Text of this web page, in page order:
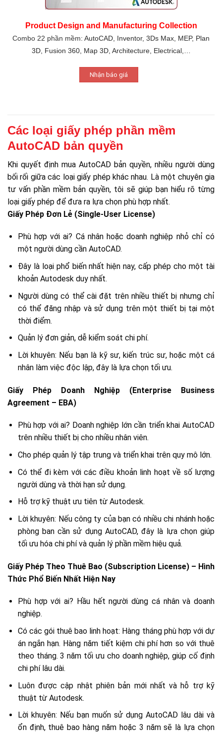
Product Design and Manufacturing Collection
Combo 22 phần mềm: AutoCAD, Inventor, 3Ds Max, MEP, Plan
3D, Fusion 360, Map 3D, Architecture, Electrical,…
Nhận báo giá
Các loại giấy phép phần mềm
AutoCAD bản quyền
Khi quyết định mua AutoCAD bản quyền, nhiều người dùng
bối rối giữa các loại giấy phép khác nhau. Là một chuyên gia
tư vấn phần mềm bản quyền, tôi sẽ giúp bạn hiểu rõ từng
loại giấy phép để đưa ra lựa chọn phù hợp nhất.
Giấy Phép Đơn Lẻ (Single-User License)
Phù hợp với ai? Cá nhân hoặc doanh nghiệp nhỏ chỉ có
một người dùng cần AutoCAD.
Đây là loại phổ biến nhất hiện nay, cấp phép cho một tài
khoản Autodesk duy nhất.
Người dùng có thể cài đặt trên nhiều thiết bị nhưng chỉ
có thể đăng nhập và sử dụng trên một thiết bị tại một
thời điểm.
Quản lý đơn giản, dễ kiểm soát chi phí.
Lời khuyên: Nếu bạn là kỹ sư, kiến trúc sư, hoặc một cá
nhân làm việc độc lập, đây là lựa chọn tối ưu.
Giấy Phép Doanh Nghiệp (Enterprise Business
Agreement – EBA)
Phù hợp với ai? Doanh nghiệp lớn cần triển khai AutoCAD
trên nhiều thiết bị cho nhiều nhân viên.
Cho phép quản lý tập trung và triển khai trên quy mô lớn.
Có thể đi kèm với các điều khoản linh hoạt về số lượng
người dùng và thời hạn sử dụng.
Hỗ trợ kỹ thuật ưu tiên từ Autodesk.
Lời khuyên: Nếu công ty của bạn có nhiều chi nhánh hoặc
phòng ban cần sử dụng AutoCAD, đây là lựa chọn giúp
tối ưu hóa chi phí và quản lý phần mềm hiệu quả.
Giấy Phép Theo Thuê Bao (Subscription License) – Hình
Thức Phổ Biến Nhất Hiện Nay
Phù hợp với ai? Hầu hết người dùng cá nhân và doanh
nghiệp.
Có các gói thuê bao linh hoạt: Hàng tháng phù hợp với dự
án ngắn hạn. Hàng năm tiết kiệm chi phí hơn so với thuê
theo tháng. 3 năm tối ưu cho doanh nghiệp, giúp cố định
chi phí lâu dài.
Luôn được cập nhật phiên bản mới nhất và hỗ trợ kỹ
thuật từ Autodesk.
Lời khuyên: Nếu bạn muốn sử dụng AutoCAD lâu dài và
ổn định, thuê bao hàng năm hoặc 3 năm sẽ là lựa chọn